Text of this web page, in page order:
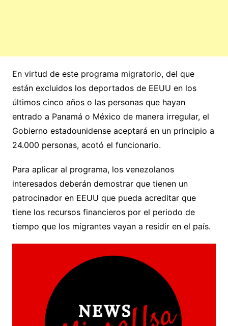
En virtud de este programa migratorio, del que
están excluidos los deportados de EEUU en los
últimos cinco años o las personas que hayan
entrado a Panamá o México de manera irregular, el
Gobierno estadounidense aceptará en un principio a
24.000 personas, acotó el funcionario.
Para aplicar al programa, los venezolanos
interesados deberán demostrar que tienen un
patrocinador en EEUU que pueda acreditar que
tiene los recursos financieros por el periodo de
tiempo que los migrantes vayan a residir en el país.